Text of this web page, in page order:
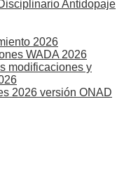
Antidopaje
2026
WADA 2026
modificaciones y
2026 versión ONAD